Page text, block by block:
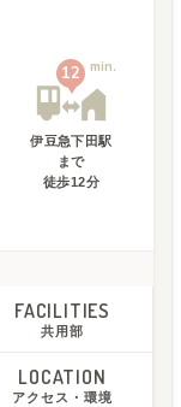
12 min.
伊豆急下田駅
まで
徒歩12分
FACILITIES
共用部
LOCATION
アクセス ・環境